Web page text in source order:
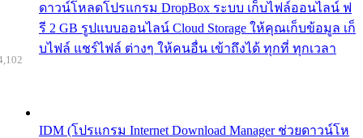
ดาวน์โหลดโปรแกรม DropBox ระบบ เก็บไฟล์ออนไลน์ ฟ
รี 2 GB รูปแบบออนไลน์ Cloud Storage ให้คุณเก็บข้อมูล เก็
บไฟล์ แชร์ไฟล์ ต่างๆ ให้คนอื่น เข้าถึงได้ ทุกที่ ทุกเวลา
IDM (โปรแกรม Internet Download Manager ช่วยดาวน์โห